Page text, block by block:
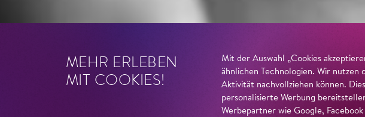
MEHR ERLEBEN
MIT COOKIES!
Mit der Auswahl „Cookies
ähnlichen Technologien. Wir
Aktivität nachvollziehen können.
personalisierte Werbung
Werbepartner wie Google,